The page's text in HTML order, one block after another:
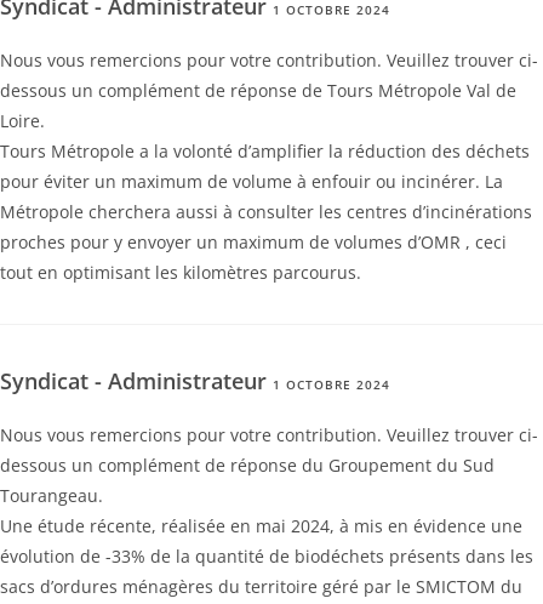
Syndicat - Administrateur 1 OCTOBRE 2024
Nous vous remercions pour votre contribution. Veuillez trouver ci-
dessous un complément de réponse de Tours Métropole Val de
Loire.
Tours Métropole a la volonté d’amplifier la réduction des déchets
pour éviter un maximum de volume à enfouir ou incinérer. La
Métropole cherchera aussi à consulter les centres d’incinérations
proches pour y envoyer un maximum de volumes d’OMR , ceci
tout en optimisant les kilomètres parcourus.
Syndicat - Administrateur 1 OCTOBRE 2024
Nous vous remercions pour votre contribution. Veuillez trouver ci-
dessous un complément de réponse du Groupement du Sud
Tourangeau.
Une étude récente, réalisée en mai 2024, à mis en évidence une
évolution de -33% de la quantité de biodéchets présents dans les
sacs d’ordures ménagères du territoire géré par le SMICTOM du